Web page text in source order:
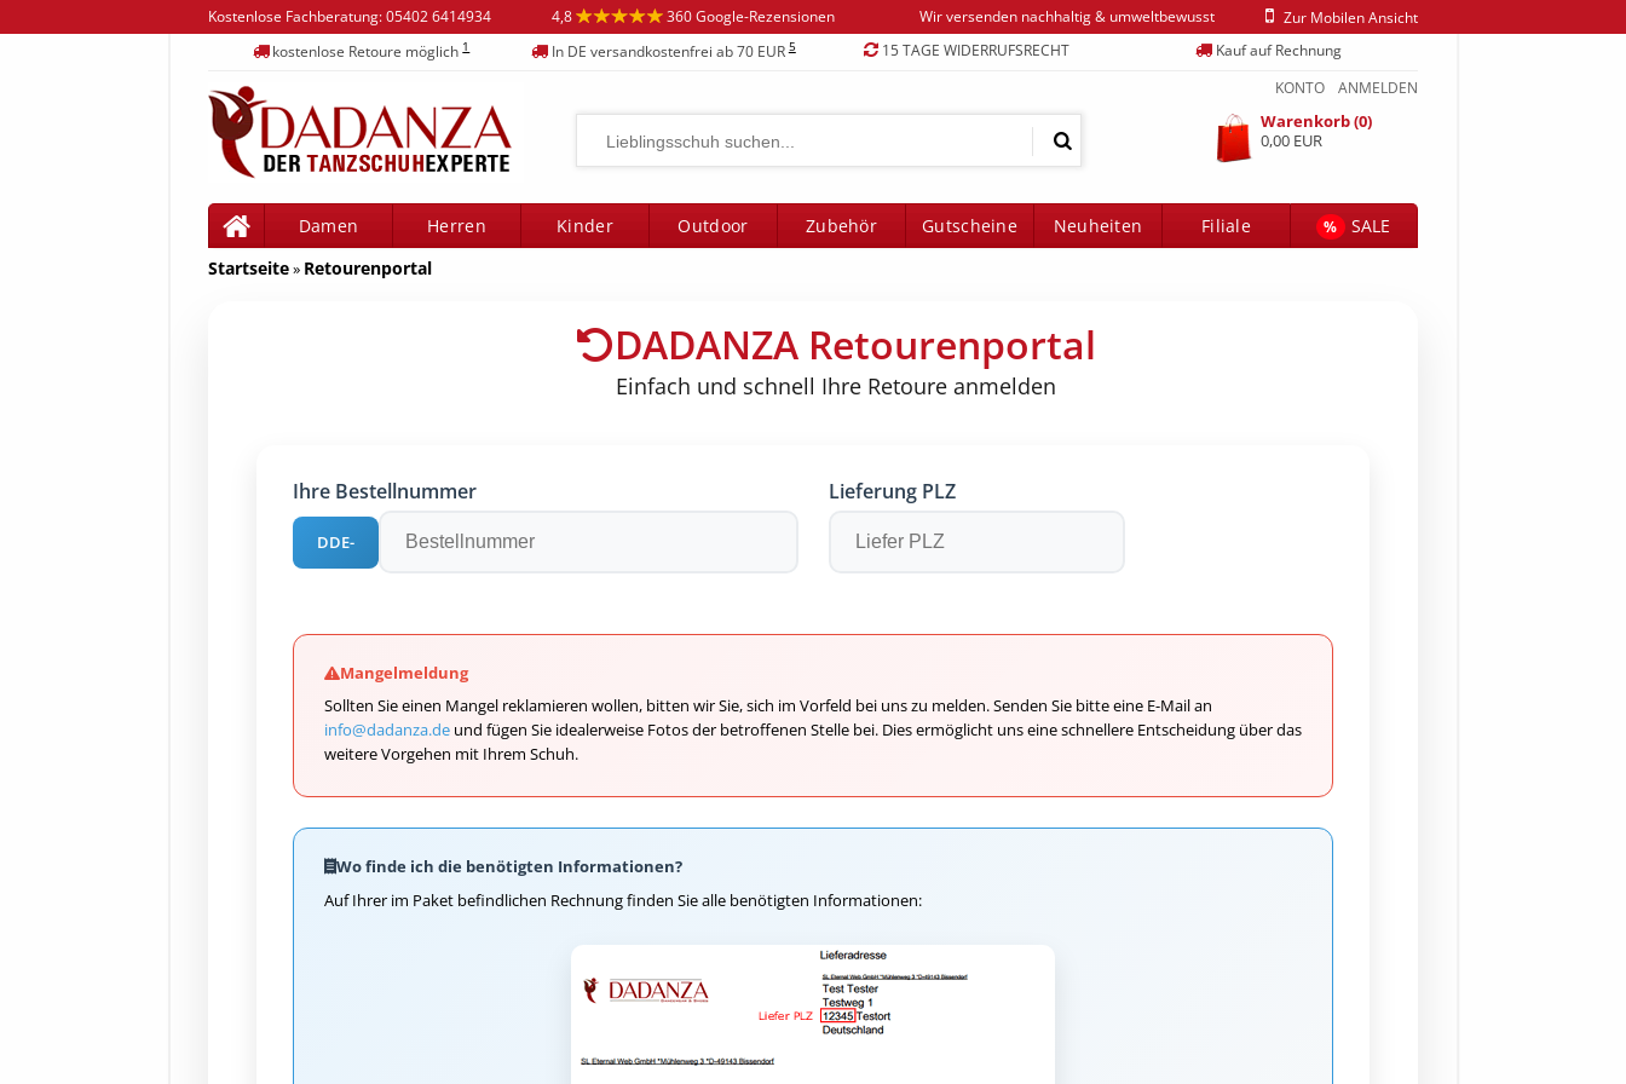
4,8 360 Google-Rezensionen Wir versenden nachhaltig & umweltbewusst
Kostenlose Fachberatung:05402 6414934
Zur Mobilen Ansicht
kostenlose Retoure möglich1 In DE versandkostenfrei ab 70 EUR5 15 TAGE WIDERRUFSRECHT
Kauf auf Rechnung
ANMELDEN
KONTO
Warenkorb (0)
0,00 EUR
Damen Herren Kinder Outdoor Zubehör Gutscheine Neuheiten Filiale %
SALE
Startseite» Retourenportal
DADANZA Retourenportal
Einfach und schnell Ihre Retoure anmelden
Ihre Bestellnummer
DDE-
Lieferung PLZ
Mangelmeldung
Sollten Sie einen Mangel reklamieren wollen, bitten wir Sie, sich im Vorfeld bei uns zu melden. Senden Sie bitte eine E-Mail an
info@dadanza.de und fügen Sie idealerweise Fotos der betroffenen Stelle bei. Dies ermöglicht uns eine schnellere Entscheidung über das
weitere Vorgehen mit Ihrem Schuh.
Wo finde ich die benötigten Informationen?
Auf Ihrer im Paket befindlichen Rechnung finden Sie alle benötigten Informationen: